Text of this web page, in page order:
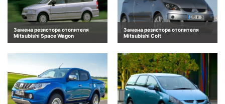
Замена резистора отопителя
Mitsubishi Space Wagon
Замена резистора отопителя
Mitsubishi Colt